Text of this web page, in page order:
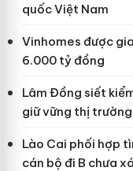
quốc Việt Nam
Vinhomes được
6.000 tỷ đồng
Lâm Đồng siết
giữ vững thị trường
Lào Cai phối hợp
cán bộ đi B chưa